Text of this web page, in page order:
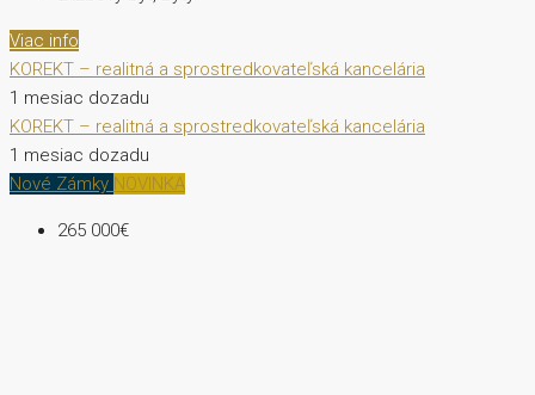
Viac info
KOREKT – realitná a sprostredkovateľská kancelária
1 mesiac dozadu
KOREKT – realitná a sprostredkovateľská kancelária
1 mesiac dozadu
Nové Zámky NOVINKA
265 000€